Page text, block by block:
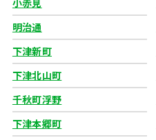
小赤見
明治通
下津新町
下津北山町
千秋町浮野
下津本郷町